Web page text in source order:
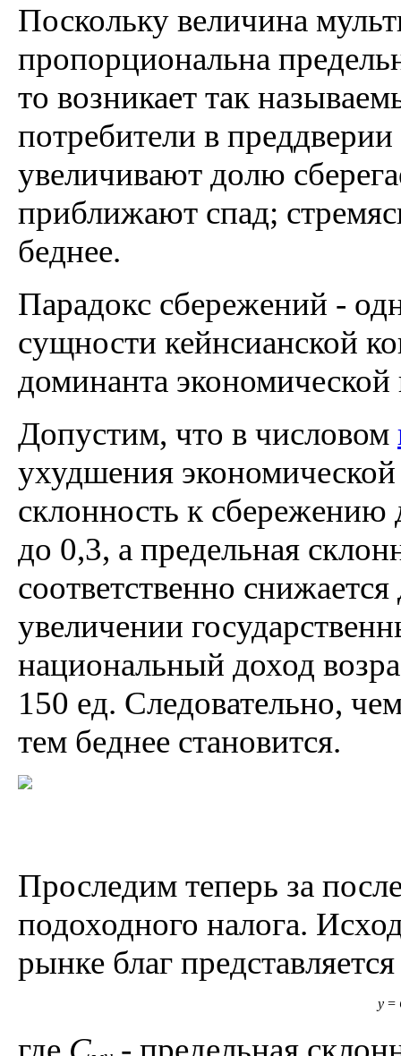
Поскольку величина
пропорциональна
то возникает так
потребители в
увеличивают долю
приближают спад;
беднее.
Парадокс сбережений -
сущности кейнсианской
доминанта
Допустим, что в числовом
ухудшения
склонность к сбережению
до 0,3, а предельная
соответственно
увеличении
национальный доход
150 ед. Следовательно,
тем беднее становится.
Проследим теперь за
подоходного налога.
рынке благ
y=